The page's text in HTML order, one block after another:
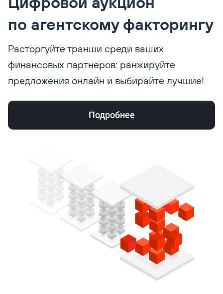
по агентскому факторингу
Расторгуйте транши среди ваших
финансовых партнеров: ранжируйте
предложения онлайн и выбирайте лучшие!
Подробнее